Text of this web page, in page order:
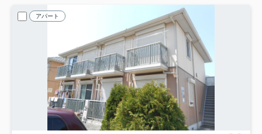
アパート